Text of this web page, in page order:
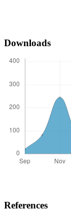
Downloads
References